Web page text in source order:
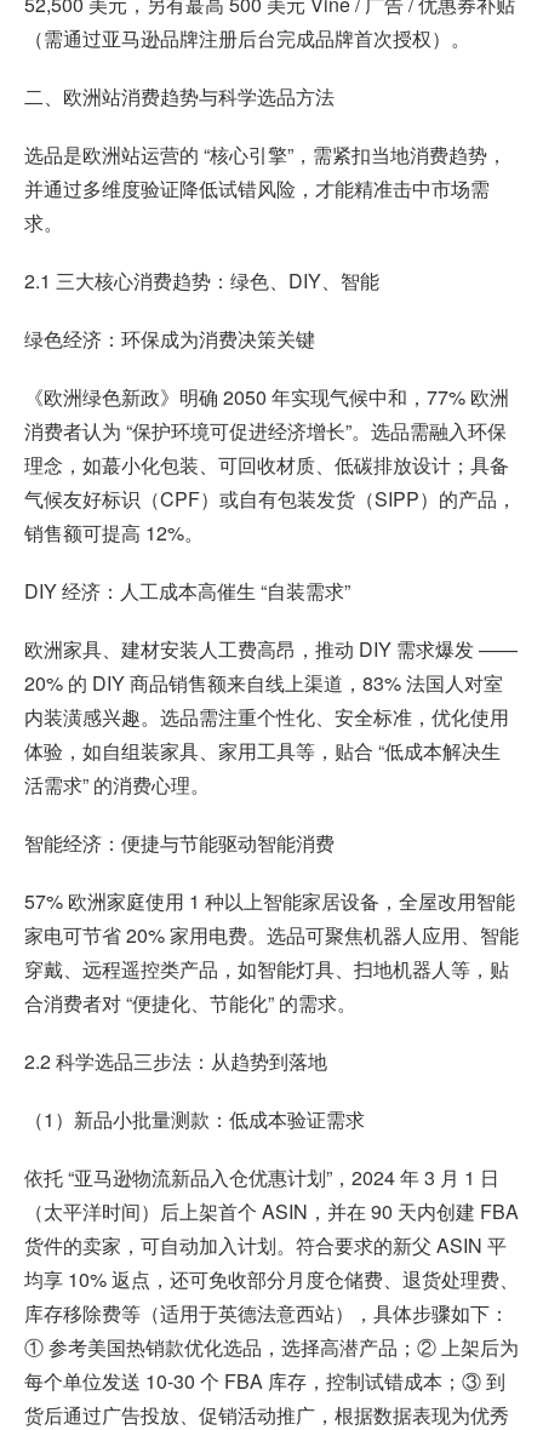
（需通过亚马逊品牌注册后台完成品牌首次授权）。
二、欧洲站消费趋势与科学选品方法
选品是欧洲站运营的 “核心引擎”，需紧扣当地消费趋势，
并通过多维度验证降低试错风险，才能精准击中市场需
求。
2.1 三大核心消费趋势：绿色、DIY、智能
绿色经济：环保成为消费决策关键
《欧洲绿色新政》明确 2050 年实现气候中和，77% 欧洲
消费者认为 “保护环境可促进经济增长”。选品需融入环保
理念，如蕞小化包装、可回收材质、低碳排放设计；具备
气候友好标识（CPF）或自有包装发货（SIPP）的产品，
销售额可提高 12%。
DIY 经济：人工成本高催生 “自装需求”
欧洲家具、建材安装人工费高昂，推动 DIY 需求爆发 ——
20% 的 DIY 商品销售额来自线上渠道，83% 法国人对室
内装潢感兴趣。选品需注重个性化、安全标准，优化使用
体验，如自组装家具、家用工具等，贴合 “低成本解决生
活需求” 的消费心理。
智能经济：便捷与节能驱动智能消费
57% 欧洲家庭使用 1 种以上智能家居设备，全屋改用智能
家电可节省 20% 家用电费。选品可聚焦机器人应用、智能
穿戴、远程遥控类产品，如智能灯具、扫地机器人等，贴
合消费者对 “便捷化、节能化” 的需求。
2.2 科学选品三步法：从趋势到落地
（1）新品小批量测款：低成本验证需求
依托 “亚马逊物流新品入仓优惠计划”，2024 年 3 月 1 日
（太平洋时间）后上架首个 ASIN，并在 90 天内创建 FBA
货件的卖家，可自动加入计划。符合要求的新父 ASIN 平
均享 10% 返点，还可免收部分月度仓储费、退货处理费、
库存移除费等（适用于英德法意西站），具体步骤如下：
① 参考美国热销款优化选品，选择高潜产品；② 上架后为
每个单位发送 10-30 个 FBA 库存，控制试错成本；③ 到
货后通过广告投放、促销活动推广，根据数据表现为优秀